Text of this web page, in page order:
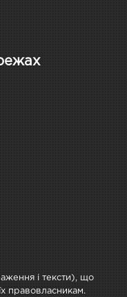
і тексти), що
правовласникам.